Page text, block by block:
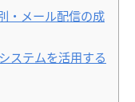
・メール配信の成
ステムを活用する